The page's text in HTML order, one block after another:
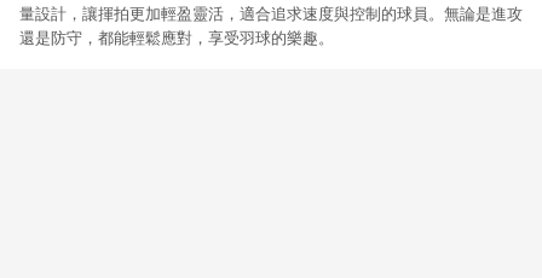
量設計，讓揮拍更加輕盈靈活，適合追求速度與控制的球員。無論是進攻
還是防守，都能輕鬆應對，享受羽球的樂趣。